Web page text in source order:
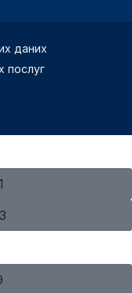
даних
послуг